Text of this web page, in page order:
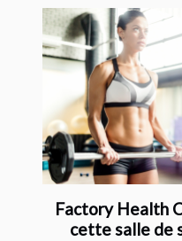
Factory Health
cette salle de